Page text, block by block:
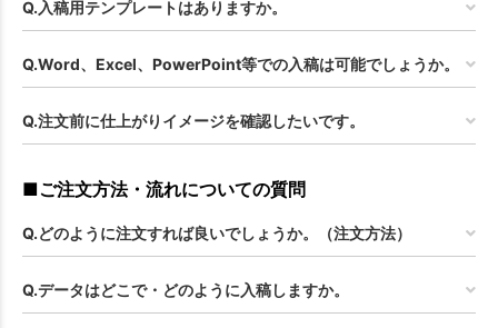
Q.入稿用テンプレートはありますか。
Q.Word、Excel、PowerPoint等での入稿は可能でしょうか。
Q.注文前に仕上がりイメージを確認したいです。
■ご注文方法・流れについての質問
Q.どのように注文すれば良いでしょうか。（注文方法）
Q.データはどこで・どのように入稿しますか。